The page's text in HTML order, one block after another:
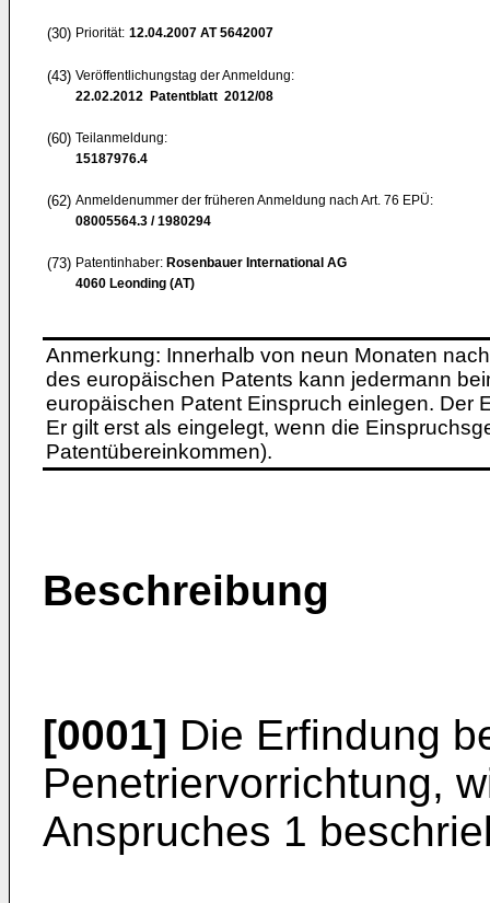
(30) Priorität: 12.04.2007 AT 5642007
(43) Veröffentlichungstag der Anmeldung:
22.02.2012 Patentblatt 2012/08
(60) Teilanmeldung:
15187976.4
(62) Anmeldenummer der früheren Anmeldung nach Art. 76 EPÜ:
08005564.3 / 1980294
(73) Patentinhaber: Rosenbauer International AG
4060 Leonding (AT)
Anmerkung: Innerhalb von neun Monaten
des europäischen Patents kann jedermann
europäischen Patent Einspruch einlegen. Der
Er gilt erst als eingelegt, wenn die
Patentübereinkommen).
Beschreibung
[0001] Die Erfindung
Penetriervorrichtung,
Anspruches 1